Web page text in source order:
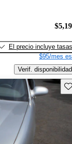
El precio incluye tasas
$95/mes
Verif. disponibilidad